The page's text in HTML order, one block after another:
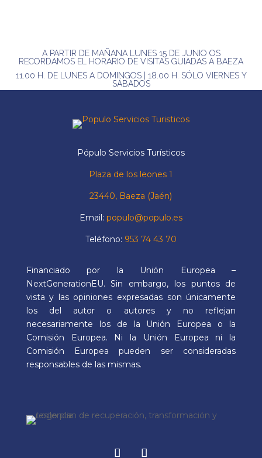
A PARTIR DE MAÑANA LUNES 15 DE JUNIO OS
RECORDAMOS EL HORARIO DE VISITAS GUIADAS A BAEZA
11.00 H. DE LUNES A DOMINGOS | 18.00 H. SÓLO VIERNES Y
SÁBADOS
Pópulo Servicios Turísticos
Plaza de los leones 1
23440, Baeza (Jaén)
Email: populo@populo.es
Teléfono: 953 74 43 70
Financiado por la Unión Europea –
NextGenerationEU. Sin embargo, los puntos de
vista y las opiniones expresadas son únicamente
los del autor o autores y no reflejan
necesariamente los de la Unión Europea o la
Comisión Europea. Ni la Unión Europea ni la
Comisión Europea pueden ser consideradas
responsables de las mismas.